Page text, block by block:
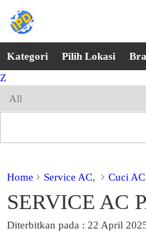
Kategori Pilih Lokasi
Z
Home Service AC, Cuci AC
SERVICE AC
Diterbitkan pada : 22 April